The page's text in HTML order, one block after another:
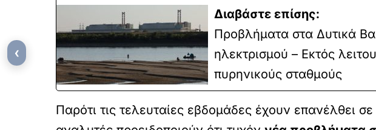
Διαβάστε επίσης:
Προβλήματα στα Δυτικά
ηλεκτρισμού – Εκτός
πυρηνικούς σταθμούς
Παρότι τις τελευταίες εβδομάδες έχουν επανέλθει
‹